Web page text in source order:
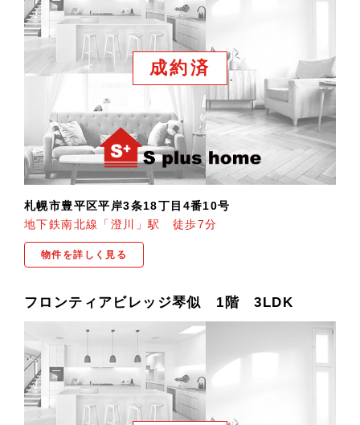
成約済
札幌市豊平区平岸3条18丁目4番10号
地下鉄南北線「澄川」駅 徒歩7分
物件を詳しく見る
フロンティアビレッジ琴似 1階 3LDK